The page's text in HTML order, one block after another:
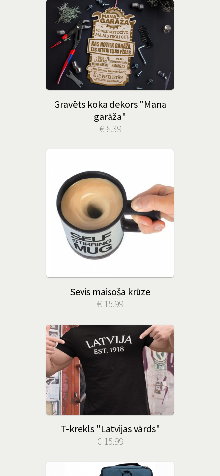
Gravēts koka dekors "Mana
garāža"
€ 8.39
Sevis maisoša krūze
€ 15.99
T-krekls "Latvijas vārds"
€ 15.99